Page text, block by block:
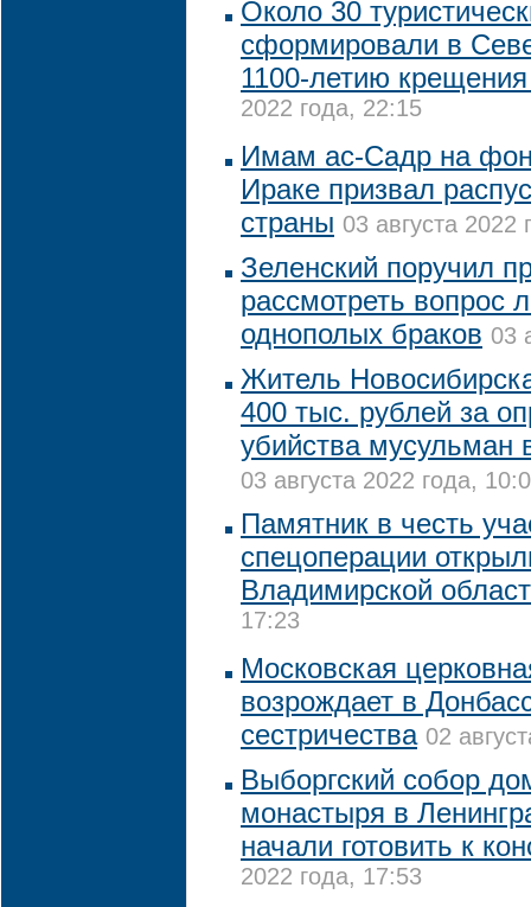
Около 30
сформировали в
1100-летию
2022 года, 22:15
Имам ас-Садр на
Ираке призвал
страны 03 августа 2022
Зеленский поручил
рассмотреть вопрос
однополых браков 03
Житель
400 тыс. рублей за
убийства мусульман
03 августа 2022 года,
Памятник в честь
спецоперации
Владимирской
17:23
Московская
возрождает в
сестричества 02
Выборгский собор
монастыря в
начали готовить к
2022 года, 17:53